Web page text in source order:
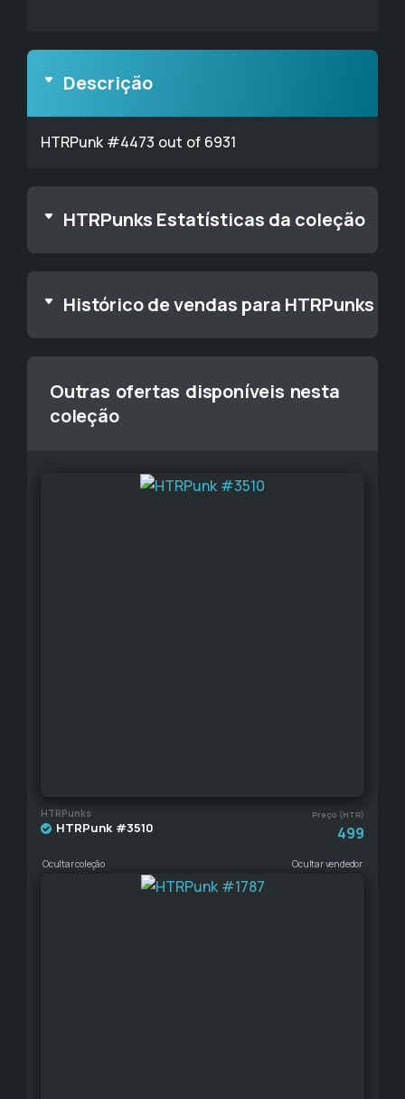
Descrição
HTRPunk #4473 out of 6931
HTRPunks Estatísticas da coleção
Histórico de vendas para HTRPunks
Outras ofertas disponíveis nesta
coleção
HTRPunks Preço (HTR)
HTRPunk #3510 499
Ocultar coleção Ocultar vendedor